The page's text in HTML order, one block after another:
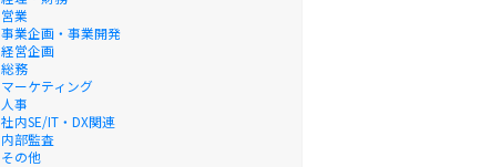
営業
事業企画・事業開発
経営企画
総務
マーケティング
人事
社内SE/IT・DX関連
内部監査
その他